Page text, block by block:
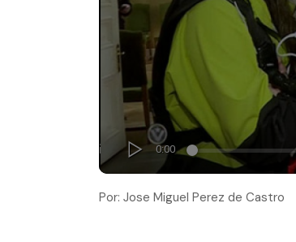
Por: Jose Miguel Perez de Castro